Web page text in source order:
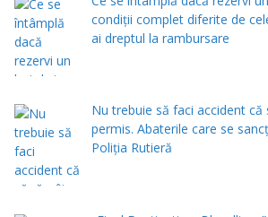
condiții complet diferite de
ai dreptul la rambursare
Nu trebuie să faci accident că
permis. Abaterile care se
Poliţia Rutieră